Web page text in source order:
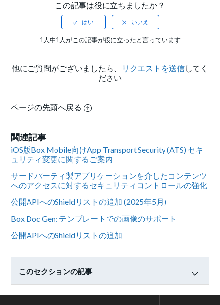
この記事は役に立ちましたか？
1人中1人がこの記事が役に立ったと言っています
他にご質問がございましたら、 リクエストを送信してく
ださい
ページの先頭へ戻る
関連記事
iOS版Box Mobile向けApp Transport Security (ATS) セキ
ュリティ変更に関するご案内
サードパーティ製アプリケーションを介したコンテンツ
へのアクセスに対するセキュリティコントロールの強化
公開APIへのShieldリストの追加 (2025年5月)
Box Doc Gen: テンプレートでの画像のサポート
公開APIへのShieldリストの追加
このセクションの記事